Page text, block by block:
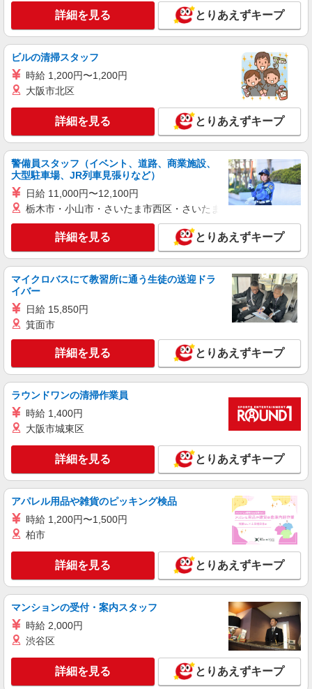
派遣社員
株式会社トラストグロース 新宿本社 第1営業部
グループホームでの介護士
時給：1500円〜1700円 ※資格や経験による
詳細を見る
派遣社員
株式会社トラストグロース 新宿本社 第1営業部
デイサービスでの介護士
時給：1400円〜 ※資格・経験等により異なる
東京都江東区
キープ 詳細を見る
アルバイト
日研トータルソーシング株式会社 メディカルケア事業部/新宿オフィ
ス
時給1,500円〜1,650円 ★週払いOK（規定あ
り） ※給与幅は経験・能力による
東京都江東区 【最寄駅】豊洲駅 ★勤務地は
3000ヶ所以上★ 自宅から通いやすいエリアなど、
お好きな勤務地をお選び下さい！！
キープ 詳細を見る
パート 派遣社員
日研トータルソーシング株式会社 メディカルケア事業部/新宿オフィ
ス
未経験・無資格OKの介護スタッフ
時給1,500円〜1,650円 ★週払いOK（規定あ
東京都江東区 【最寄駅】大島駅 ★勤務地は
3000ヶ所以上★ 自宅から通いやすいエリアなど、
お好きな勤務地をお選び下さい！！
詳細を見る
派遣社員
株式会社kotrio /●SW-H2-2103239
有明駅◎負担少なめの障がい者支援員★社会活
動の見守りなど
時給1650円〜2312円 ＜日払い有/週払い有/交
詳細を見る とりあえずキープ
ビルの清掃スタッフ
時給 1,200円〜1,200円
大阪市北区
詳細を見る とりあえずキープ
警備員スタッフ（イベント、道路、商業施設、
大型駐車場、JR列車見張りなど）
日給 11,000円〜12,100円
栃木市・小山市・さいたま市西区・さいたま市岩槻区・久喜市・
詳細を見る とりあえずキープ
マイクロバスにて教習所に通う生徒の送迎ドラ
イバー
日給 15,850円
箕面市
詳細を見る とりあえずキープ
ラウンドワンの清掃作業員
時給 1,400円
大阪市城東区
詳細を見る とりあえずキープ
アパレル用品や雑貨のピッキング検品
時給 1,200円〜1,500円
柏市
詳細を見る とりあえずキープ
マンションの受付・案内スタッフ
時給 2,000円
渋谷区
詳細を見る とりあえずキープ